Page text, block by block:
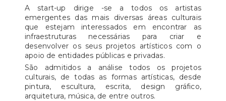
A start-up dirige -se a todos os artistas
emergentes das mais diversas áreas culturais
que estejam interessados em encontrar as
infraestruturas necessárias para criar e
desenvolver os seus projetos artísticos com o
apoio de entidades públicas e privadas.
São admitidos a análise todos os projetos
culturais, de todas as formas artísticas, desde
pintura, escultura, escrita, design gráfico,
arquitetura, música, de entre outros.